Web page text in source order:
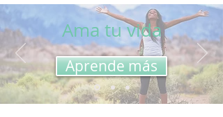
Ama tu vida
Aprende más